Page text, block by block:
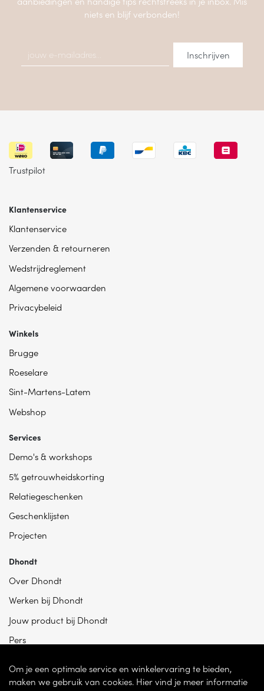
niets en blijf verbonden!
Trustpilot
Klantenservice
Klantenservice
Verzenden & retourneren
Wedstrijdreglement
Algemene voorwaarden
Privacybeleid
Winkels
Brugge
Roeselare
Sint-Martens-Latem
Webshop
Services
Demo's & workshops
5% getrouwheidskorting
Relatiegeschenken
Geschenklijsten
Projecten
Dhondt
Over Dhondt
Werken bij Dhondt
Jouw product bij Dhondt
Pers
Om je een optimale service en winkelervaring te bieden,
maken we gebruik van cookies. Hier vind je meer informatie